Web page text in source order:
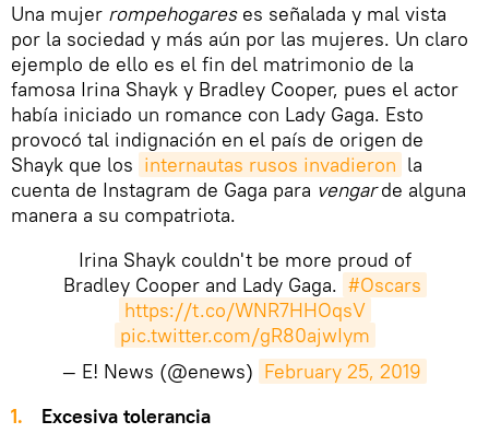
Una mujer rompehogareses señalada y mal vista
por la sociedad y más aún por las mujeres. Un claro
ejemplo de ello es el fin del matrimonio de la
famosa Irina Shayk y Bradley Cooper, pues el actor
había iniciado un romance con Lady Gaga. Esto
provocó tal indignación en el país de origen de
Shayk que los internautas rusos invadieron la
cuenta de Instagram de Gaga para vengarde alguna
manera a su compatriota.
Irina Shayk couldn't be more proud of
Bradley Cooper and Lady Gaga. #Oscars
https://t.co/WNR7HHOqsV
pic.twitter.com/gR80ajwIym
— E! News (@enews) February 25, 2019
Excesiva tolerancia